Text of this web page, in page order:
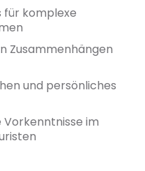
für komplexe
Zusammenhängen
und persönliches
im